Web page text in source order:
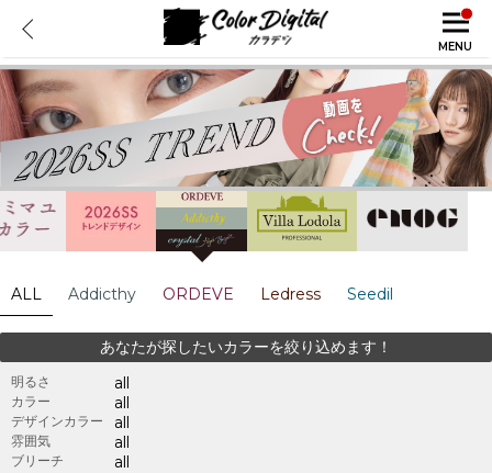
MENU
ALL Addicthy ORDEVE Ledress Seedil
あなたが探したいカラーを絞り込めます！
明るさ all
カラー all
デザインカラー all
雰囲気 all
ブリーチ all